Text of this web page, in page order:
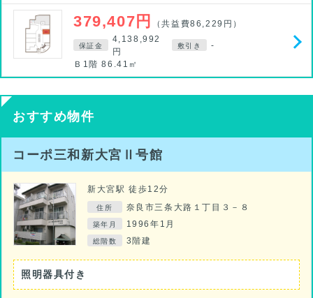
379,407円 （共益費86,229円）
保証金
4,138,992
円
敷引き
-
Ｂ1階 86.41㎡
おすすめ物件
コーポ三和新大宮Ⅱ号館
新大宮駅 徒歩12分
住所 奈良市三条大路１丁目３－８
築年月 1996年1月
総階数 3階建
照明器具付き